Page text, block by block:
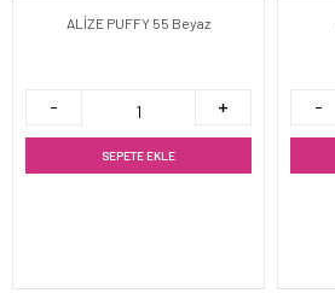
ALİZE PUFFY 55 Beyaz
SEPETE EKLE